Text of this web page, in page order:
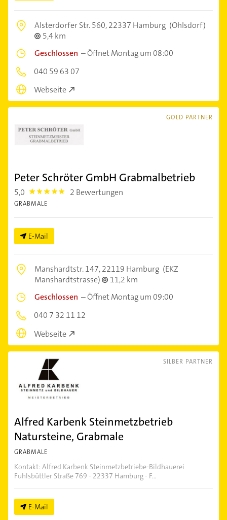
Alsterdorfer Str. 560,22337 Hamburg (Ohlsdorf)
5,4 km
Geschlossen –Öffnet Montag um 08:00
040 59 63 07
Webseite
GOLD PARTNER
Peter Schröter GmbH Grabmalbetrieb
5,0 5.0 2 Bewertungen
GRABMALE
E-Mail
Manshardtstr. 147,22119 Hamburg (EKZ
Manshardtstrasse)
11,2 km
Geschlossen –Öffnet Montag um 09:00
040 7 32 11 12
Webseite
SILBER PARTNER
Alfred Karbenk Steinmetzbetrieb
Natursteine, Grabmale
GRABMALE
Kontakt: Alfred Karbenk Steinmetzbetriebe-Bildhauerei
Fuhlsbüttler Straße 769 - 22337 Hamburg - F...
E-Mail